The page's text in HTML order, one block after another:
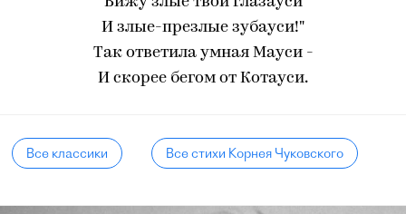
И злые-презлые зубауси!"
Так ответила умная Мауси -
И скорее бегом от Котауси.
Все классики Все стихи Корнея Чуковского